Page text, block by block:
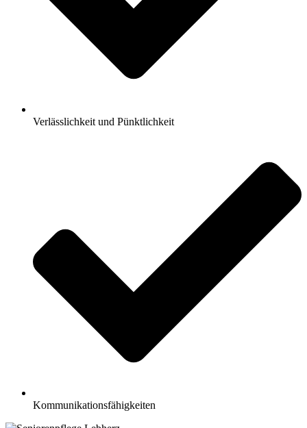
Verlässlichkeit und Pünktlichkeit
Kommunikationsfähigkeiten